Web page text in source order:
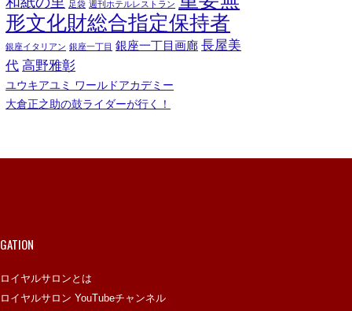
足袋 週刊ホテルレストラン
形文化財総合指定保持者
銀座イタリアン 銀座一丁目 銀座一丁目画廊 長屋美
代 高野雅彰
ユウキアユミ ワールドアカデミー
大倉正之助の鼓ライダーが行く！
イヤルサロンとは
イヤルサロン YouTubeチャンネル